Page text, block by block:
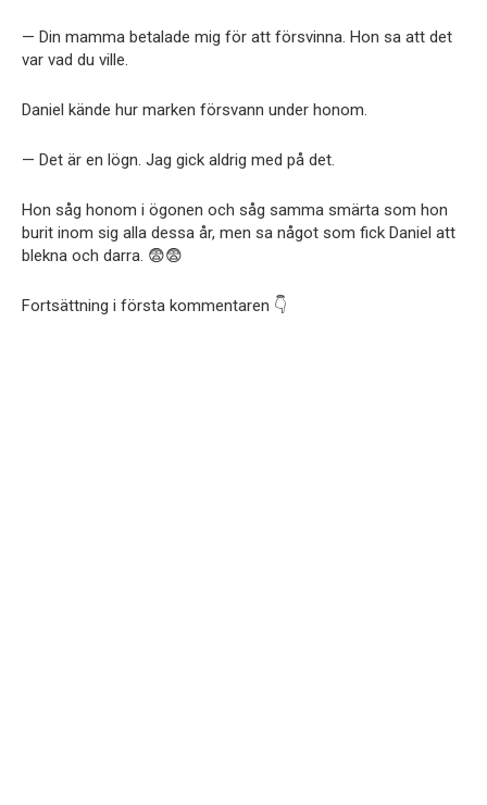
— Din mamma betalade mig för att försvinna. Hon sa att det
var vad du ville.
Daniel kände hur marken försvann under honom.
— Det är en lögn. Jag gick aldrig med på det.
Hon såg honom i ögonen och såg samma smärta som hon
burit inom sig alla dessa år, men sa något som fick Daniel att
blekna och darra. 😨😨
Fortsättning i första kommentaren 👇